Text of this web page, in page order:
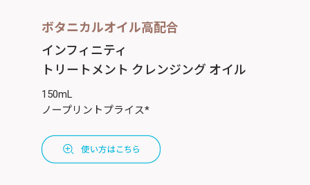
ボタニカルオイル高配合
インフィニティ
トリートメント クレンジング オイル
150mL
ノープリントプライス*